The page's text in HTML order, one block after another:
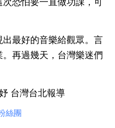
恐怕要一直做功課，可
最好的音樂給觀眾。言
再過幾天，台灣樂迷們
台灣台北報導
絲團